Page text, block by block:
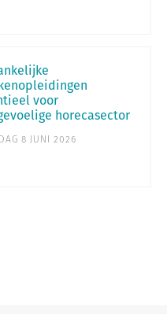
voor
horecasector
8 JUNI 2026